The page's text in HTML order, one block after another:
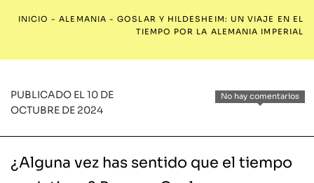
INICIO -ALEMANIA -GOSLAR Y HILDESHEIM: UN VIAJE EN EL
TIEMPO POR LA ALEMANIA IMPERIAL
No hay comentarios
PUBLICADO EL 10 DE
OCTUBRE DE 2024
¿Alguna vez has sentido que el tiempo